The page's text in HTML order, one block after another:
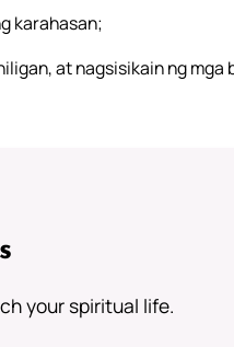
karahasan;
at nagsisikain ng mga
your spiritual life.